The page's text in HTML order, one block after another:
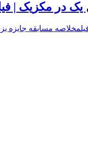
در مکزیک |
مسابقه جایزه